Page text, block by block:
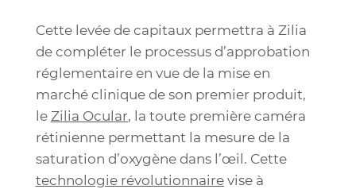
Cette levée de capitaux permettra à Zilia
de compléter le processus d’approbation
réglementaire en vue de la mise en
marché clinique de son premier produit,
le Zilia Ocular, la toute première caméra
rétinienne permettant la mesure de la
saturation d’oxygène dans l’œil. Cette
technologie révolutionnairevise à